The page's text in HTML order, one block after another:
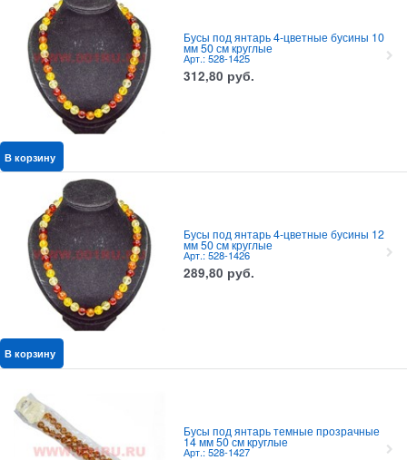
Бусы под янтарь 4-цветные бусины 10
мм 50 см круглые
Арт.: 528-1425
312,80 руб.
В корзину
Бусы под янтарь 4-цветные бусины 12
мм 50 см круглые
Арт.: 528-1426
289,80 руб.
В корзину
Бусы под янтарь темные прозрачные
14 мм 50 см круглые
Арт.: 528-1427